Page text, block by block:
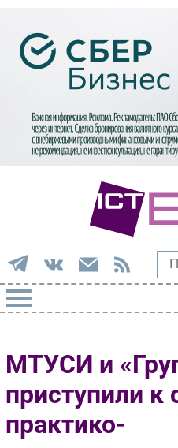
Импорто­замещение
Автоматизация
Интернет
МТУСИ и
приступили к
практико-